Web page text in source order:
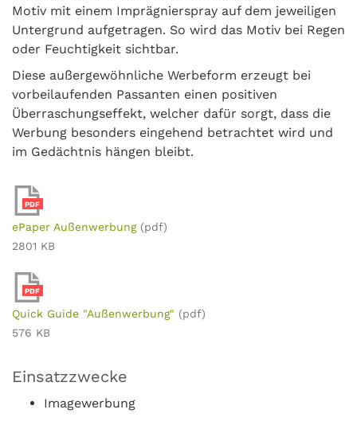
Motiv mit einem Imprägnierspray auf dem jeweiligen
Untergrund aufgetragen. So wird das Motiv bei Regen
oder Feuchtigkeit sichtbar.
Diese außergewöhnliche Werbeform erzeugt bei
vorbeilaufenden Passanten einen positiven
Überraschungseffekt, welcher dafür sorgt, dass die
Werbung besonders eingehend betrachtet wird und
im Gedächtnis hängen bleibt.
PDF
ePaper Außenwerbung (pdf)
2801 KB
PDF
Quick Guide "Außenwerbung" (pdf)
576 KB
Einsatzzwecke
Imagewerbung